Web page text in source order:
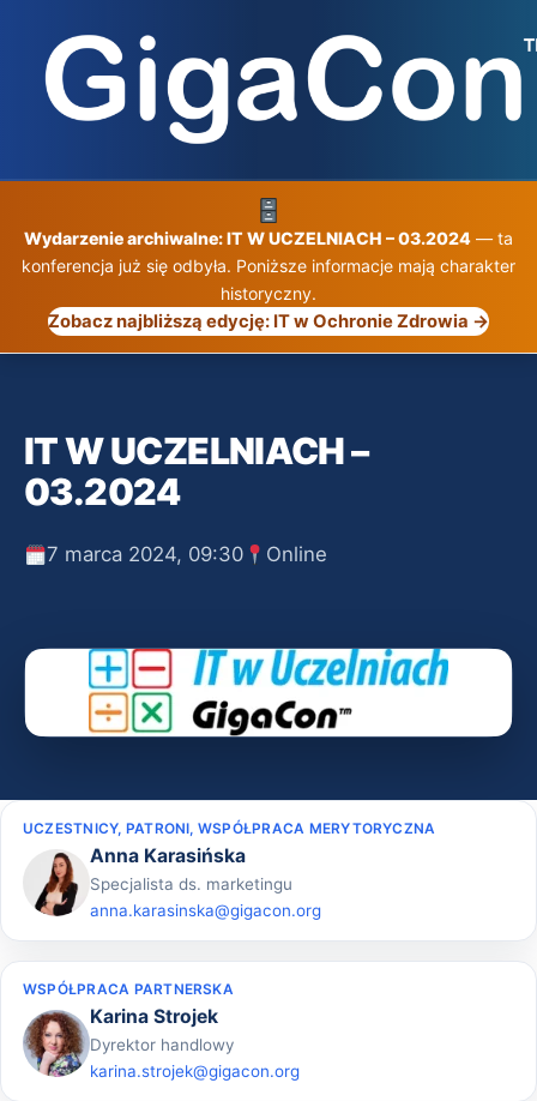
treści
Wydarzenie archiwalne: IT W UCZELNIACH – 03.2024 — ta
konferencja już się odbyła. Poniższe informacje mają charakter
historyczny.
Zobacz najbliższą edycję: IT w Ochronie Zdrowia →
IT W UCZELNIACH –
03.2024
7 marca 2024, 09:30 Online
UCZESTNICY, PATRONI, WSPÓŁPRACA MERYTORYCZNA
Anna Karasińska
Specjalista ds. marketingu
anna.karasinska@gigacon.org
WSPÓŁPRACA PARTNERSKA
Karina Strojek
Dyrektor handlowy
karina.strojek@gigacon.org